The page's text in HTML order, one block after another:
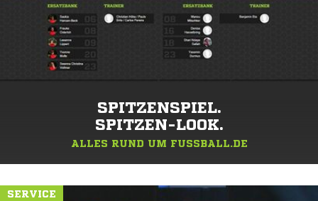
SPITZENSPIEL.
SPITZEN-LOOK.
ALLES RUND UM FUSSBALL.DE
SERVICE